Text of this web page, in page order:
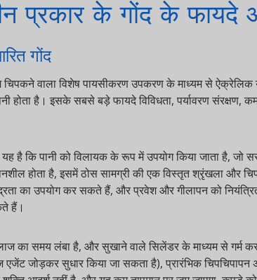
प्रकार के गोंद के फायदे
गोंद
वाला विशेष पायसीकरण उपकरण के माध्यम से ऐक्रेलिक या
है। इसके सबसे बड़े फायदे विविधता, पर्यावरण संरक्षण, कम
है कि पानी को विलायक के रूप में उपयोग किया जाता है, जो
होता है, इसमें ठोस सामग्री की एक विस्तृत श्रृंखला और
का उपयोग कर सकते हैं, और प्रवेश और गीलापन को
समय लंबा है, और सुखाने वाले सिलेंडर के माध्यम से गर्म करके
जोड़कर सुधार किया जा सकता है), प्रारंभिक चिपचिपापन